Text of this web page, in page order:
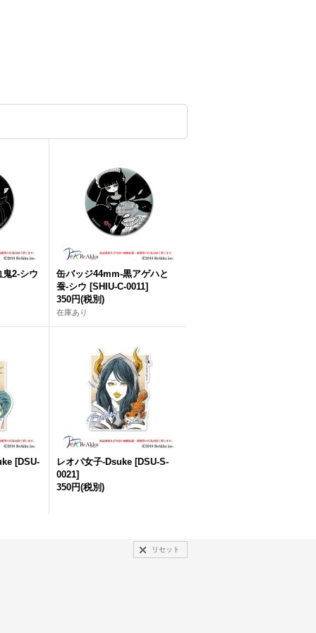
2-シウ
缶バッジ44mm-黒アゲハと
蚕-シウ [SHIU-C-0011]
350円(税別)
在庫あり
[DSU- レオパ女子-Dsuke [DSU-S-
0021]
350円(税別)
リセット